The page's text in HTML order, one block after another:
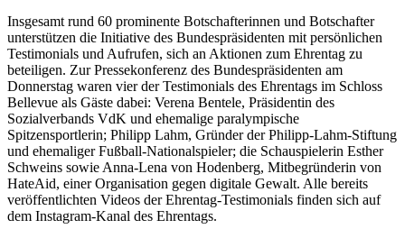
Insgesamt rund 60 prominente Botschafterinnen und Botschafter
unterstützen die Initiative des Bundespräsidenten mit persönlichen
Testimonials und Aufrufen, sich an Aktionen zum Ehrentag zu
beteiligen. Zur Pressekonferenz des Bundespräsidenten am
Donnerstag waren vier der Testimonials des Ehrentags im Schloss
Bellevue als Gäste dabei: Verena Bentele, Präsidentin des
Sozialverbands VdK und ehemalige paralympische
Spitzensportlerin; Philipp Lahm, Gründer der Philipp-Lahm-Stiftung
und ehemaliger Fußball-Nationalspieler; die Schauspielerin Esther
Schweins sowie Anna-Lena von Hodenberg, Mitbegründerin von
HateAid, einer Organisation gegen digitale Gewalt. Alle bereits
veröffentlichten Videos der Ehrentag-Testimonials finden sich auf
dem Instagram-Kanal des Ehrentags.